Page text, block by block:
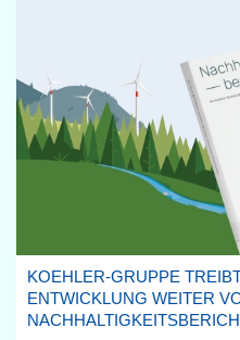
KOEHLER-GRUPPE
ENTWICKLUNG WEITER